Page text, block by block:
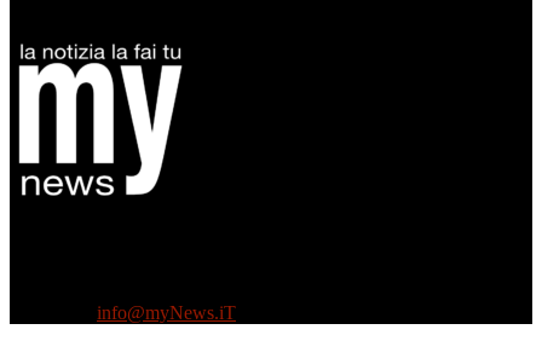
info@myNews.iT